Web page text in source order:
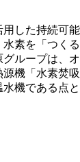
した持続可
素を「つく
ループは、
機「水素焚
機である点